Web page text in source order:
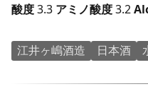
酸度3.3 アミノ酸度3.2
江井ヶ嶋酒造 日本酒